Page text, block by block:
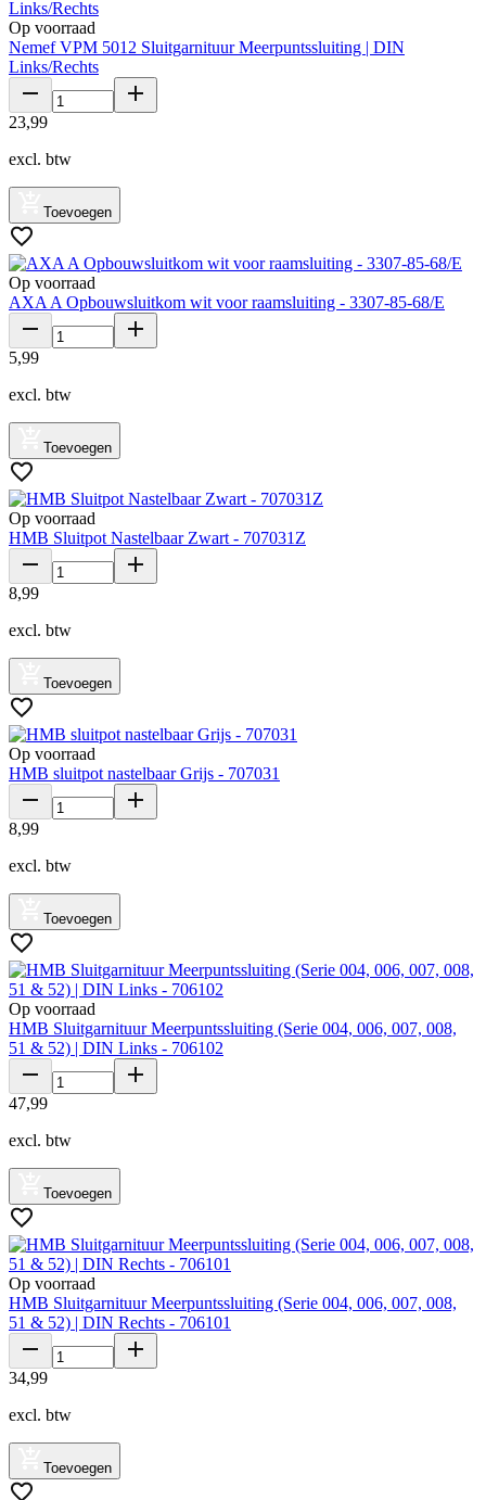
Op voorraad
Nemef VPM 5012 Sluitgarnituur Meerpuntssluiting | DIN
Links/Rechts
23,99
excl. btw
Toevoegen
Op voorraad
AXA A Opbouwsluitkom wit voor raamsluiting - 3307-85-68/E
5,99
excl. btw
Toevoegen
Op voorraad
HMB Sluitpot Nastelbaar Zwart - 707031Z
8,99
excl. btw
Toevoegen
Op voorraad
HMB sluitpot nastelbaar Grijs - 707031
8,99
excl. btw
Toevoegen
Op voorraad
HMB Sluitgarnituur Meerpuntssluiting (Serie 004, 006, 007, 008,
51 & 52) | DIN Links - 706102
47,99
excl. btw
Toevoegen
Op voorraad
HMB Sluitgarnituur Meerpuntssluiting (Serie 004, 006, 007, 008,
51 & 52) | DIN Rechts - 706101
34,99
excl. btw
Toevoegen